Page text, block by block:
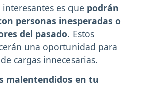
es que podrán
personas inesperadas o
del pasado. Estos
una oportunidad para
cargas innecesarias.
malentendidos en tu